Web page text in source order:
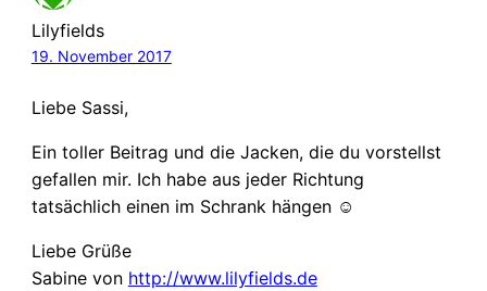
Lilyfields
19. November 2017
Liebe Sassi,
Ein toller Beitrag und die Jacken, die du vorstellst
gefallen mir. Ich habe aus jeder Richtung
tatsächlich einen im Schrank hängen ☺
Liebe Grüße
Sabine von http://www.lilyfields.de